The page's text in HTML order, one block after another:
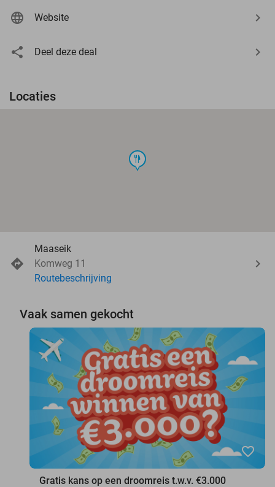
Website
Deel deze deal
Locaties
food
Maaseik
Komweg 11
Routebeschrijving
Vaak samen gekocht
favorite_border
Gratis kans op een droomreis t.w.v. €3.000